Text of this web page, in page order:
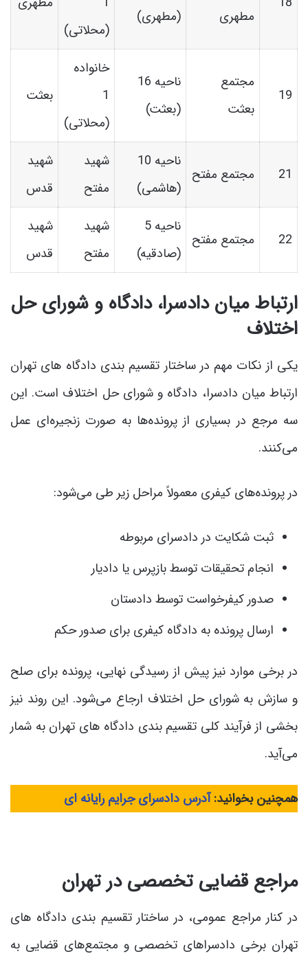
مطهری (مطهری)
(محلاتی)
19
مجتمع
بعثت
ناحیه 16
(بعثت)
خانواده
1
(محلاتی)
بعثت
21 مجتمع مفتح
ناحیه 10
(هاشمی)
شهید
مفتح
شهید
قدس
22 مجتمع مفتح
ناحیه 5
(صادقیه)
شهید
مفتح
شهید
قدس
ارتباط میان دادسرا، دادگاه و شورای حل
اختلاف
یکی از نکات مهم در ساختار تقسیم بندی دادگاه های تهران
ارتباط میان دادسرا، دادگاه و شورای حل اختلاف است. این
سه مرجع در بسیاری از پرونده‌ها به صورت زنجیره‌ای عمل
می‌کنند.
در پرونده‌های کیفری معمولاً مراحل زیر طی می‌شود:
ثبت شکایت در دادسرای مربوطه
انجام تحقیقات توسط بازپرس یا دادیار
صدور کیفرخواست توسط دادستان
ارسال پرونده به دادگاه کیفری برای صدور حکم
در برخی موارد نیز پیش از رسیدگی نهایی، پرونده برای صلح
و سازش به شورای حل اختلاف ارجاع می‌شود. این روند نیز
بخشی از فرآیند کلی تقسیم بندی دادگاه های تهران به شمار
می‌آید.
همچنین بخوانید:آدرس دادسرای جرایم رایانه ای
مراجع قضایی تخصصی در تهران
در کنار مراجع عمومی، در ساختار تقسیم بندی دادگاه های
تهران برخی دادسراهای تخصصی و مجتمع‌های قضایی به